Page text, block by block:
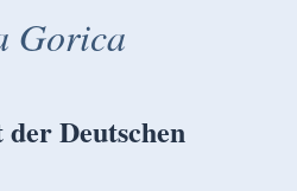
Gorica
Deutschen